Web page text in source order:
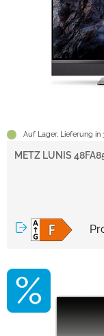
Auf Lager, Lieferung
METZ LUNIS